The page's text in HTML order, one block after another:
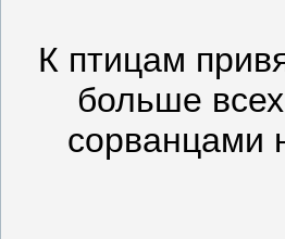
К птицам
больше
сорванцами